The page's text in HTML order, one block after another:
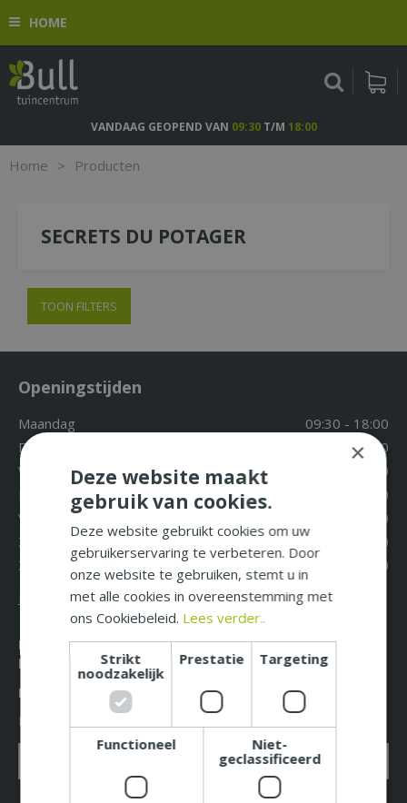
n
o
HOME
Home > Producten
VANDAAG GEOPEND VAN 09:30T/M 18:00
SECRETS DU POTAGER
TOON FILTERS
Openingstijden
Maandag
09:30 - 18:00
Dinsdag
09:30 - 18:00
Woensdag
09:30 - 18:00
Donderdag
09:30 - 18:00
Vrijdag
09:30 - 18:00
Zaterdag
09:30 - 17:00
Zondag
12:00 - 17:00
Extra openingstijden
Mis niet langer de leukste acties, aanbiedingen en
beste tuintips!
Meld u nu aan voor onze nieuwsbrief!
E-mailadres: *
×
Deze website maakt
gebruik van cookies.
Deze website gebruikt cookies om uw
gebruikerservaring te verbeteren. Door
onze website te gebruiken, stemt u in
met alle cookies in overeenstemming met
ons Cookiebeleid. Lees verder..
Strikt
noodzakelijk
Prestatie Targeting
Functioneel
Niet-
geclassificeerd